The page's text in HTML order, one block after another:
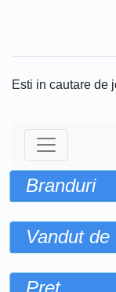
Esti in cautare de
Branduri
Vandut de
Pret